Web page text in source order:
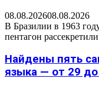
08.08.202608.08.2026
В Бразилии в 1963
пентагон
Найдены пять
языка — от 29 до